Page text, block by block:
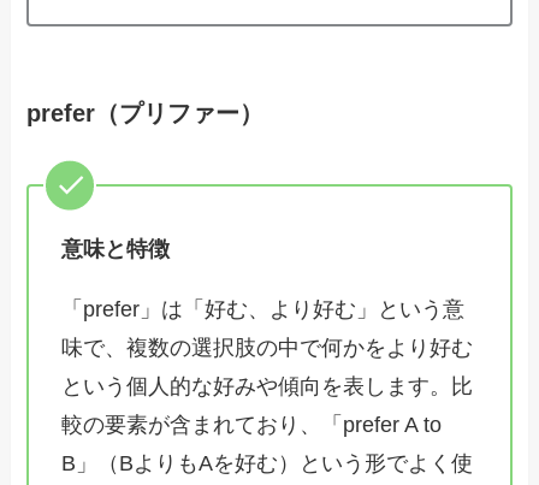
prefer（プリファー）
意味と特徴
「prefer」は「好む、より好む」という意
味で、複数の選択肢の中で何かをより好む
という個人的な好みや傾向を表します。比
較の要素が含まれており、「prefer A to
B」（BよりもAを好む）という形でよく使